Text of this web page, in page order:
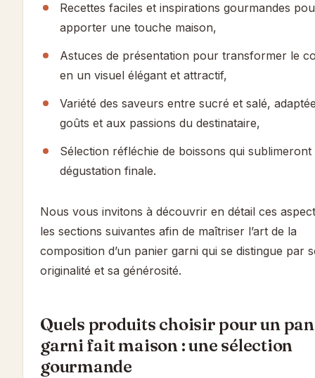
Recettes faciles et inspirations gourmandes
apporter une touche maison,
Astuces de présentation pour transformer le
en un visuel élégant et attractif,
Variété des saveurs entre sucré et salé,
goûts et aux passions du destinataire,
Sélection réfléchie de boissons qui sublimeront
dégustation finale.
Nous vous invitons à découvrir en détail ces
les sections suivantes afin de maîtriser l’art de la
composition d’un panier garni qui se distingue par
originalité et sa générosité.
Quels produits choisir pour un
garni fait maison : une sélection
gourmande